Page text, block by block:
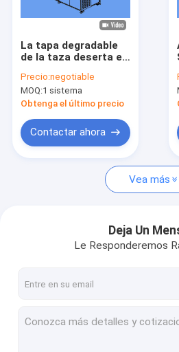
Viaje de la fábrica
Noticias
Pida una cita
Máquina de inspección de
Máquina de inspección de
Máquina de inspección IML
La tapa degradable
de la taza deserta el
inspección del
casquillo de la alta
precisión del
Precio:negotiable
MOQ:1 sistema
Obtenga el último precio
Contactar ahora
Vea más
Deja Un
Le Responderemos